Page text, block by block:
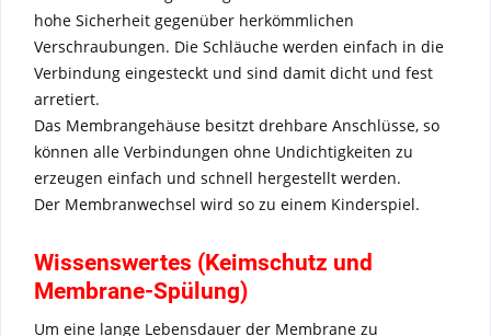
hohe Sicherheit gegenüber herkömmlichen
Verschraubungen. Die Schläuche werden einfach in die
Verbindung eingesteckt und sind damit dicht und fest
arretiert.
Das Membrangehäuse besitzt drehbare Anschlüsse, so
können alle Verbindungen ohne Undichtigkeiten zu
erzeugen einfach und schnell hergestellt werden.
Der Membranwechsel wird so zu einem Kinderspiel.
Wissenswertes (Keimschutz und
Membrane-Spülung)
Um eine lange Lebensdauer der Membrane zu